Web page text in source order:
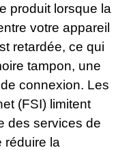
produit lorsque la
votre appareil
retardée, ce qui
tampon, une
connexion. Les
(FSI) limitent
des services de
réduire la